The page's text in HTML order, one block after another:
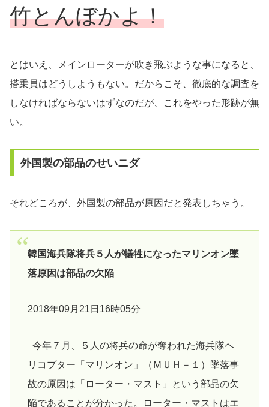
竹とんぼかよ！
とはいえ、メインローターが吹き飛ぶような事になると、
搭乗員はどうしようもない。だからこそ、徹底的な調査を
しなければならないはずなのだが、これをやった形跡が無
い。
外国製の部品のせいニダ
それどころが、外国製の部品が原因だと発表しちゃう。
韓国海兵隊将兵５人が犠牲になったマリンオン墜
落原因は部品の欠陥
2018年09月21日16時05分
今年７月、５人の将兵の命が奪われた海兵隊ヘ
リコプター「マリンオン」（ＭＵＨ－１）墜落事
故の原因は「ローター・マスト」という部品の欠
陥であることが分かった。ローター・マストはエ